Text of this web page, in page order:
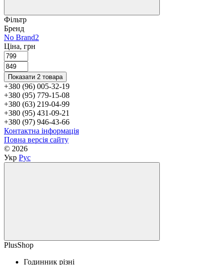
Фільтр
Бренд
No Brand2
Ціна, грн
Показати 2 товара
+380 (96) 005-32-19
+380 (95) 779-15-08
+380 (63) 219-04-99
+380 (95) 431-09-21
+380 (97) 946-43-66
Контактна інформація
Повна версія сайту
© 2026
Укр Рус
PlusShop
Годинник різні